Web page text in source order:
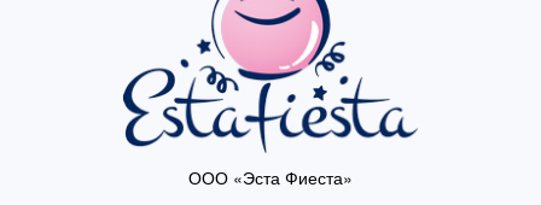
ООО «Эста Фиеста»